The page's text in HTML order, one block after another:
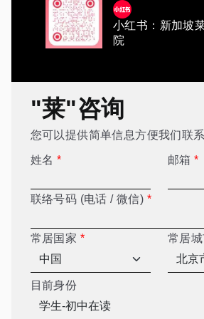
小红书：新加坡
院
"莱"咨询
您可以提供简单信息方便我们联系
姓名 * 邮箱*
联络号码 (电话 / 微信) *
常居国家 * 常居
目前身份